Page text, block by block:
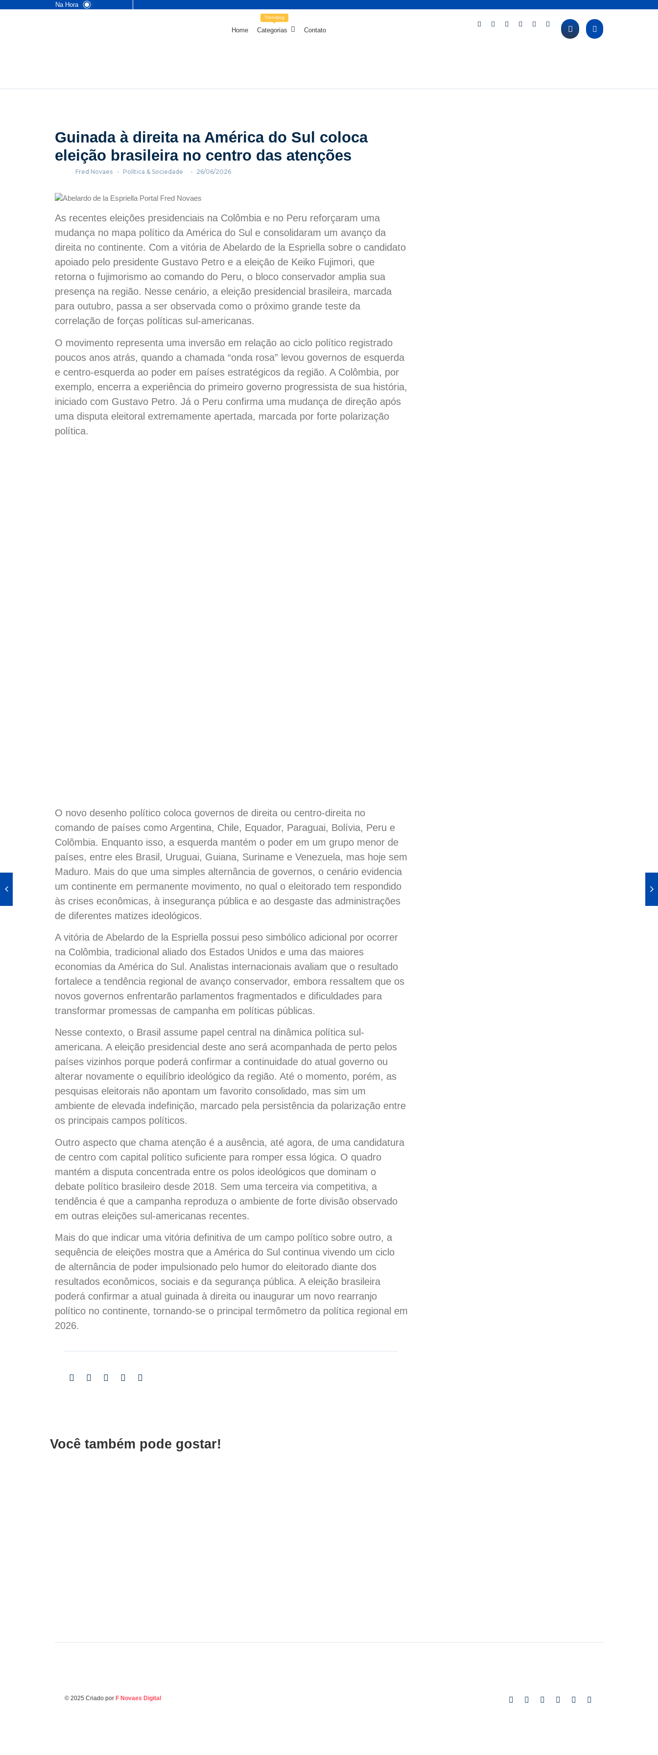
Na Hora
Home Categorias
Trending
Contato
Guinada à direita na América do Sul coloca
eleição brasileira no centro das atenções
Fred Novaes - Política & Sociedade - 26/06/2026
As recentes eleições presidenciais na Colômbia e no Peru reforçaram uma
mudança no mapa político da América do Sul e consolidaram um avanço da
direita no continente. Com a vitória de Abelardo de la Espriella sobre o candidato
apoiado pelo presidente Gustavo Petro e a eleição de Keiko Fujimori, que
retorna o fujimorismo ao comando do Peru, o bloco conservador amplia sua
presença na região. Nesse cenário, a eleição presidencial brasileira, marcada
para outubro, passa a ser observada como o próximo grande teste da
correlação de forças políticas sul-americanas.
O movimento representa uma inversão em relação ao ciclo político registrado
poucos anos atrás, quando a chamada “onda rosa” levou governos de esquerda
e centro-esquerda ao poder em países estratégicos da região. A Colômbia, por
exemplo, encerra a experiência do primeiro governo progressista de sua história,
iniciado com Gustavo Petro. Já o Peru confirma uma mudança de direção após
uma disputa eleitoral extremamente apertada, marcada por forte polarização
política.
O novo desenho político coloca governos de direita ou centro-direita no
comando de países como Argentina, Chile, Equador, Paraguai, Bolívia, Peru e
Colômbia. Enquanto isso, a esquerda mantém o poder em um grupo menor de
países, entre eles Brasil, Uruguai, Guiana, Suriname e Venezuela, mas hoje sem
Maduro. Mais do que uma simples alternância de governos, o cenário evidencia
um continente em permanente movimento, no qual o eleitorado tem respondido
às crises econômicas, à insegurança pública e ao desgaste das administrações
de diferentes matizes ideológicos.
A vitória de Abelardo de la Espriella possui peso simbólico adicional por ocorrer
na Colômbia, tradicional aliado dos Estados Unidos e uma das maiores
economias da América do Sul. Analistas internacionais avaliam que o resultado
fortalece a tendência regional de avanço conservador, embora ressaltem que os
novos governos enfrentarão parlamentos fragmentados e dificuldades para
transformar promessas de campanha em políticas públicas.
Nesse contexto, o Brasil assume papel central na dinâmica política sul-
americana. A eleição presidencial deste ano será acompanhada de perto pelos
países vizinhos porque poderá confirmar a continuidade do atual governo ou
alterar novamente o equilíbrio ideológico da região. Até o momento, porém, as
pesquisas eleitorais não apontam um favorito consolidado, mas sim um
ambiente de elevada indefinição, marcado pela persistência da polarização entre
os principais campos políticos.
Outro aspecto que chama atenção é a ausência, até agora, de uma candidatura
de centro com capital político suficiente para romper essa lógica. O quadro
mantém a disputa concentrada entre os polos ideológicos que dominam o
debate político brasileiro desde 2018. Sem uma terceira via competitiva, a
tendência é que a campanha reproduza o ambiente de forte divisão observado
em outras eleições sul-americanas recentes.
Mais do que indicar uma vitória definitiva de um campo político sobre outro, a
sequência de eleições mostra que a América do Sul continua vivendo um ciclo
de alternância de poder impulsionado pelo humor do eleitorado diante dos
resultados econômicos, sociais e da segurança pública. A eleição brasileira
poderá confirmar a atual guinada à direita ou inaugurar um novo rearranjo
político no continente, tornando-se o principal termômetro da política regional em
2026.
Você também pode gostar!
© 2025 Criado por F Novaes Digital